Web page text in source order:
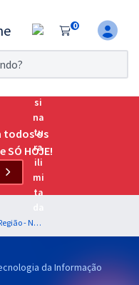
0
da
todos os
HOJE!
CRQ 12 - Conselho Regional de Química da 12ª Região - Noções de Informática para Todos os Cargos - Professores: Fabrício Melo, Leandro Martins e Vitor Kessler
da Informação